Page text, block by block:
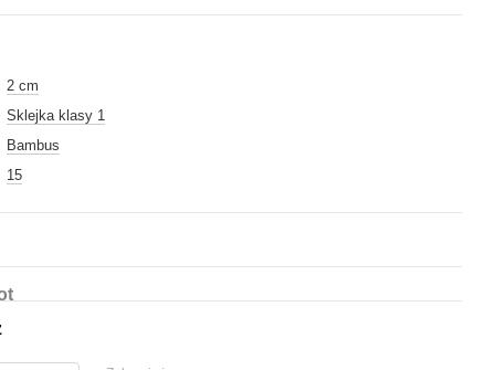
torebka
z czarnej
ekoskóry
2 cm
Sklejka klasy 1
Bambus
15